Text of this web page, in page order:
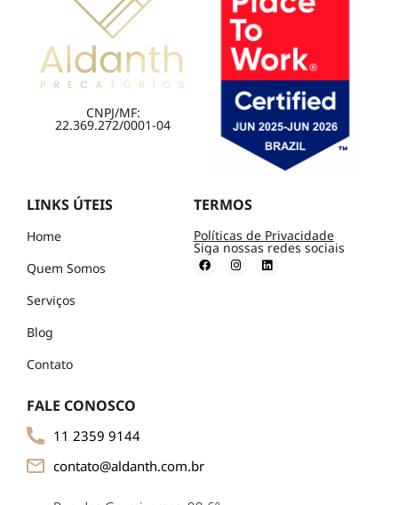
CNPJ/MF:
22.369.272/0001-04
LINKS ÚTEIS
Home
Quem Somos
Serviços
Blog
Contato
TERMOS
Políticas de Privacidade
Siga nossas redes sociais
FALE CONOSCO
11 2359 9144
contato@aldanth.com.br